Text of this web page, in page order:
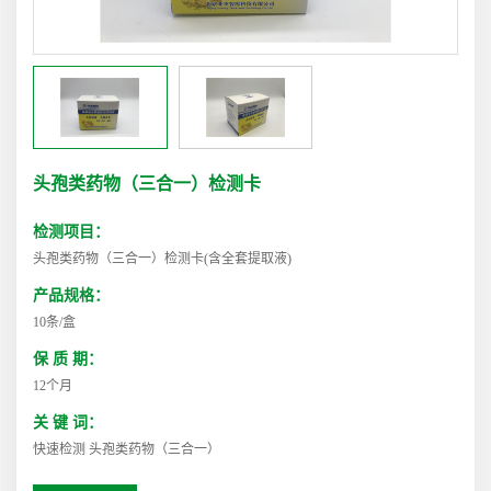
头孢类药物（三合一）检测卡
检测项目：
头孢类药物（三合一）检测卡(含全套提取液)
产品规格：
10条/盒
保 质 期：
12个月
关 键 词：
快速检测 头孢类药物（三合一）